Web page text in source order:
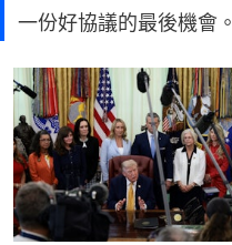
一份好協議的最後機會。